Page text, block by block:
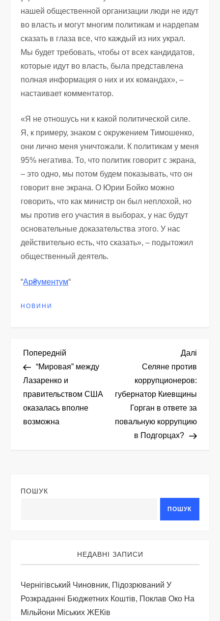
нашей общественной организации люди не идут
во власть и могут многим политикам и нардепам
сказать в глаза все, что каждый из них украл.
Мы будет требовать, чтобы от всех кандидатов,
которые идут во власть, была представлена
полная информация о них и их командах», –
настаивает комментатор.
«Я не отношусь ни к какой политической силе.
Я, к примеру, знаком с окружением Тимошенко,
они лично меня уничтожали. К политикам у меня
95% негатива. То, что политик говорит с экрана,
– это одно, мы потом будем показывать, что он
говорит вне экрана. О Юрии Бойко можно
говорить, что как министр он был неплохой, но
мы против его участия в выборах, у нас будут
основательные доказательства этого. У нас
действительно есть, что сказать», – подытожил
общественный деятель.
“Ар₴ументум“
НОВИНИ
Н
а
в
і
ц
з
а
п
Попередній
запис
Попередній
“Мировая” между
Лазаренко и
правительством США
оказалась вполне
возможна
запис
Далі
Селяне против
коррупционеров:
губернатор Киевщины
Горган в ответе за
повальную коррупцию
в Подгорцах?
ПОШУК
ПОШУК
НЕДАВНІ ЗАПИСИ
Чернігівський Чиновник, Підозрюваний У
Розкраданні Бюджетних Коштів, Поклав Око На
Мільйони Міських ЖЕКів